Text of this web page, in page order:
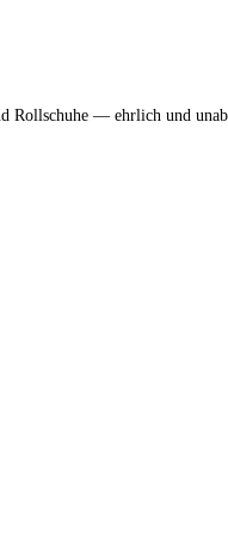
Rollschuhe — ehrlich und